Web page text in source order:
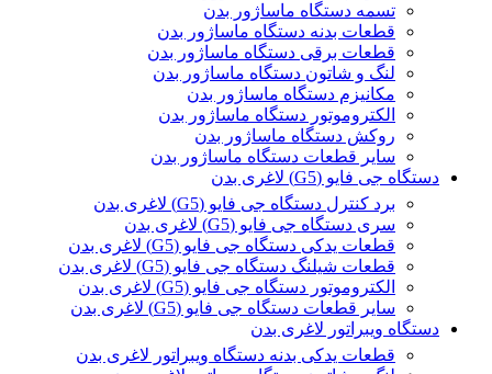
تسمه دستگاه ماساژور بدن
قطعات بدنه دستگاه ماساژور بدن
قطعات برقی دستگاه ماساژور بدن
لنگ و شاتون دستگاه ماساژور بدن
مکانیزم دستگاه ماساژور بدن
الکتروموتور دستگاه ماساژور بدن
روکش دستگاه ماساژور بدن
سایر قطعات دستگاه ماساژور بدن
دستگاه جی فایو (G5) لاغری بدن
برد کنترل دستگاه جی فایو (G5) لاغری بدن
سری دستگاه جی فایو (G5) لاغری بدن
قطعات یدکی دستگاه جی فایو (G5) لاغری بدن
قطعات شیلنگ دستگاه جی فایو (G5) لاغری بدن
الکتروموتور دستگاه جی فایو (G5) لاغری بدن
سایر قطعات دستگاه جی فایو (G5) لاغری بدن
دستگاه ویبراتور لاغری بدن
قطعات یدکی بدنه دستگاه ویبراتور لاغری بدن